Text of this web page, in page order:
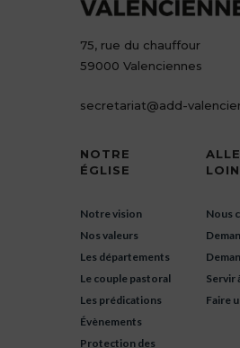
75, rue du chauffour
59000 Valenciennes
secretariat@add-
NOTRE
ÉGLISE
Notre vision
Nos valeurs
Les départements
Le couple pastoral
Les prédications
Évènements
Protection des
LOIN
Nous
Servir
Faire